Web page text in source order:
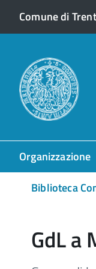
Comune di
Organizzazione
Biblioteca
GdL a